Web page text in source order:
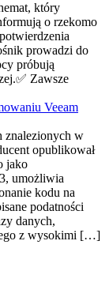
który
o rzekomo
prowadzi do
próbują
Zawsze
Veeam
znalezionych w
opublikował
jako
umożliwia
kodu na
podatności
danych,
z wysokimi […]